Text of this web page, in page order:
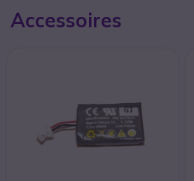
Accessoires